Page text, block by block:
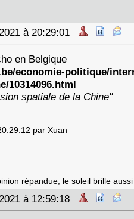
à 20:29:01
en Belgique
economie-politique/
10314096.html
spatiale de la Chine"
par Xuan
répandue, le soleil brille
à 12:59:18